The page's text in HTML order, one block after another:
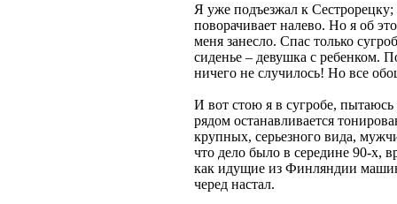
Я уже подъезжал к Сестрорецку;
поворачивает налево. Но я об
меня занесло. Спас только
сиденье – девушка с ребенком.
ничего не случилось! Но все
И вот стою я в сугробе, пытаюсь
рядом останавливается
крупных, серьезного вида,
что дело было в середине 90-х,
как идущие из Финляндии
черед настал.